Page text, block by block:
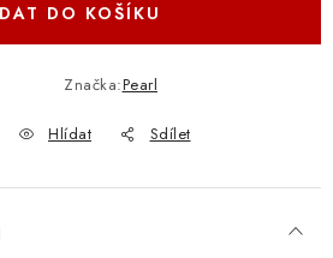
BLOG
ODSTOUPENÍ OD SMLOUVY
DO KOŠÍKU
Značka:Pearl
Hlídat Sdílet